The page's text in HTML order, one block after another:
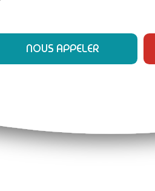
NOUS APPELER